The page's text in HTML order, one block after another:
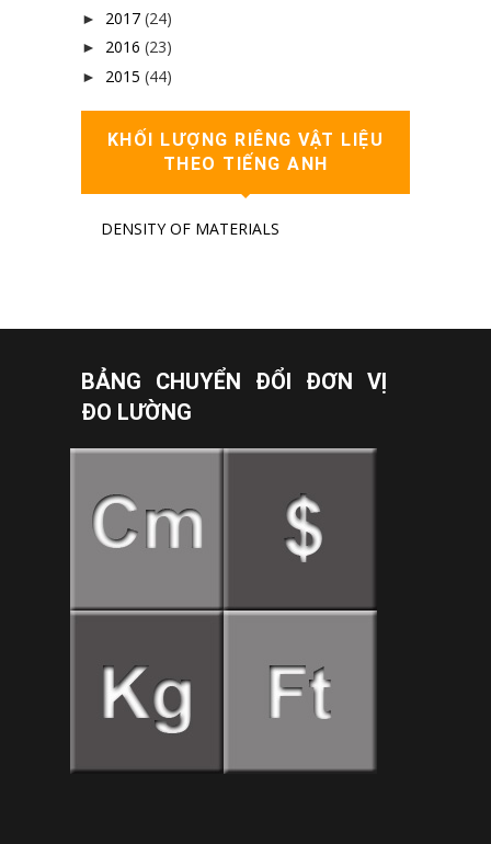
► 2017 (24)
► 2016 (23)
► 2015 (44)
KHỐI LƯỢNG RIÊNG VẬT LIỆU
THEO TIẾNG ANH
DENSITY OF MATERIALS
BẢNG CHUYỂN ĐỔI ĐƠN VỊ
ĐO LƯỜNG